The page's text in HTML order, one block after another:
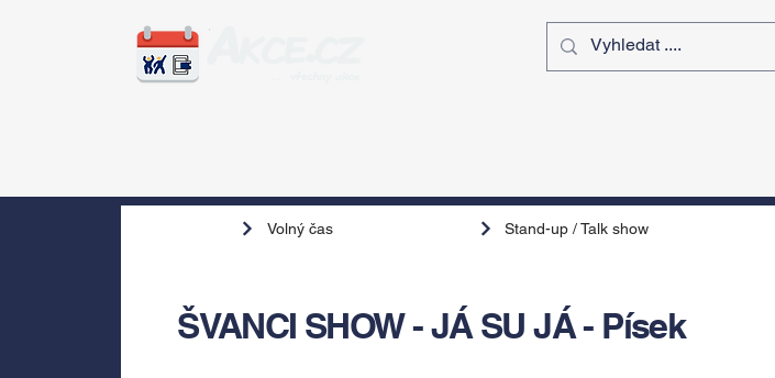
Volný čas Stand-up / Talk show
ŠVANCI SHOW - JÁ SU JÁ - Písek